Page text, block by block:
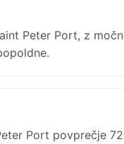
Peter Port, z
Port povprečje